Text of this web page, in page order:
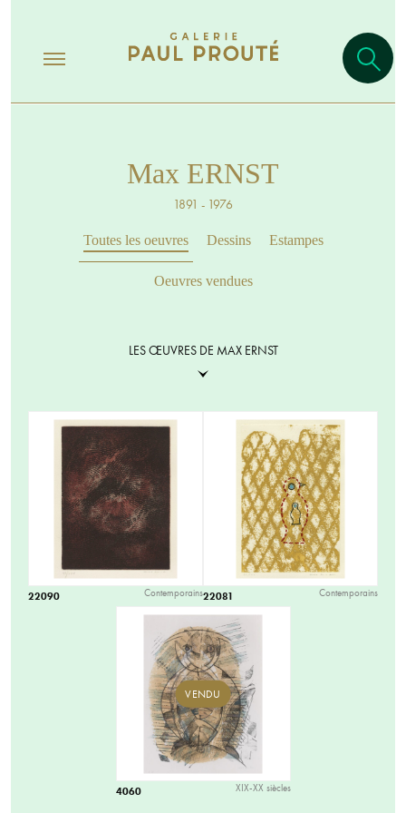
Max ERNST
1891 - 1976
Toutes les oeuvres Dessins Estampes
Oeuvres vendues
LES ŒUVRES DE MAX ERNST
22090 Contemporains22081 Contemporains
VENDU
4060 XIX-XX siècles